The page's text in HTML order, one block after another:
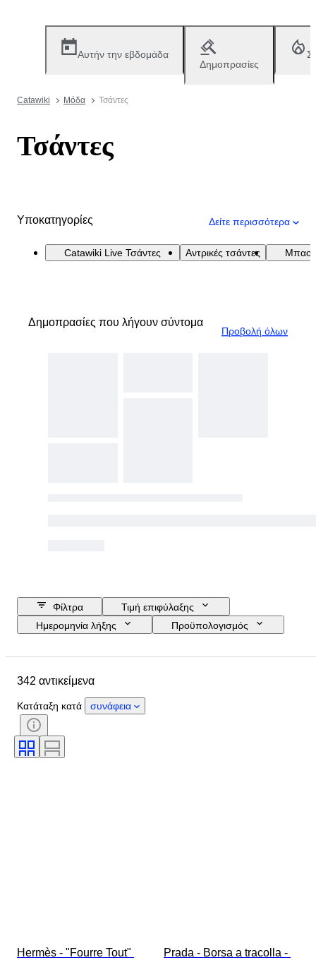
Αυτήν την εβδομάδα
Δημοπρασίες
Catawiki Μόδα Τσάντες
Τσάντες
Υποκατηγορίες Δείτε περισσότερα
Catawiki Live Τσάντες Αντρικές τσάντες
Δημοπρασίες που λήγουν σύντομα
Προβολή όλων
Φίλτρα
Τιμή επιφύλαξης
Ημερομηνία λήξης
Προϋπολογισμός
Αντικείμενο
Κατάσταση
Εποχή
Περιλαμβάνονται αξεσουάρ
Μοτίβο
342 αντικείμενα
Κατάταξη κατά συνάφεια
Hermès - "Fourre Tout"
Prada - Borsa a tracolla -